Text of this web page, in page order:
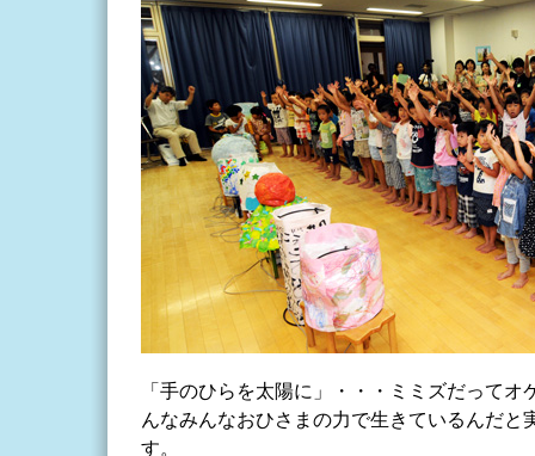
「手のひらを太陽に」・・・ミミズだって
んなみんなおひさまの力で生きているんだと
す。